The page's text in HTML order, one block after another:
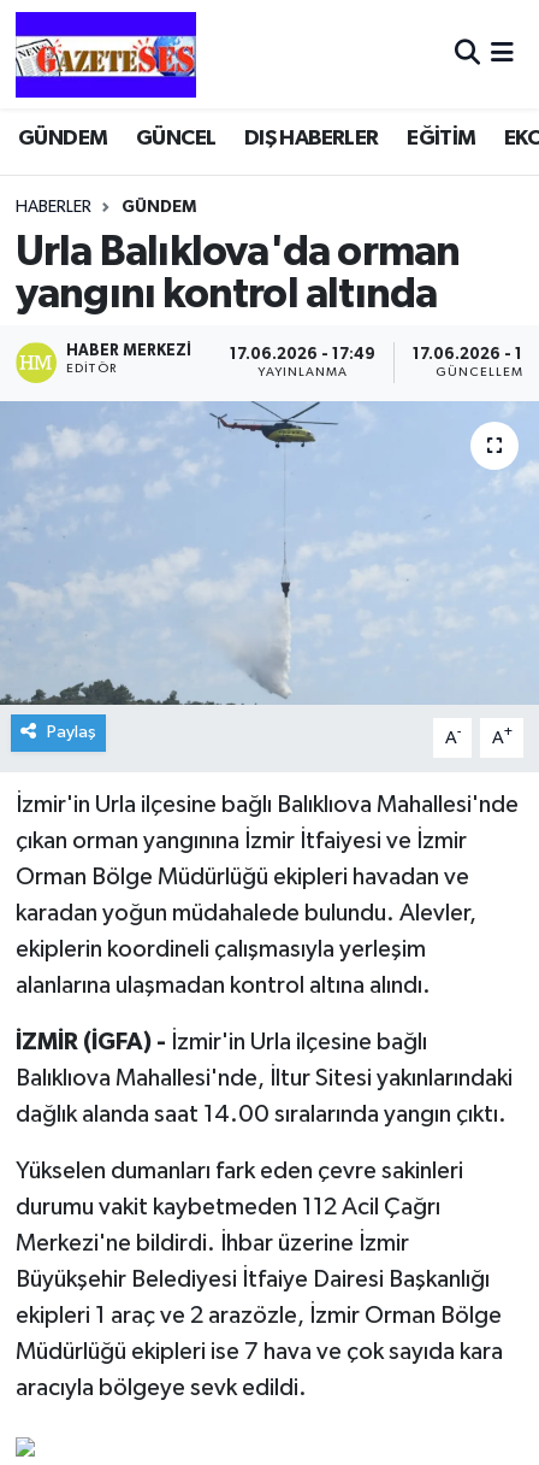
GÜNDEM GÜNCEL DIŞ HABERLER EĞİTİM
HABERLER GÜNDEM
Urla Balıklova'da orman
yangını kontrol altında
HABER MERKEZI
EDITÖR
17.06.2026 - 17:49
YAYINLANMA
17.06.2026 -
GÜNCELLEME
Paylaş A- A+
İzmir'in Urla ilçesine bağlı Balıklıova Mahallesi'nde
çıkan orman yangınına İzmir İtfaiyesi ve İzmir
Orman Bölge Müdürlüğü ekipleri havadan ve
karadan yoğun müdahalede bulundu. Alevler,
ekiplerin koordineli çalışmasıyla yerleşim
alanlarına ulaşmadan kontrol altına alındı.
İZMİR (İGFA) - İzmir'in Urla ilçesine bağlı
Balıklıova Mahallesi'nde, İltur Sitesi yakınlarındaki
dağlık alanda saat 14.00 sıralarında yangın çıktı.
Yükselen dumanları fark eden çevre sakinleri
durumu vakit kaybetmeden 112 Acil Çağrı
Merkezi'ne bildirdi. İhbar üzerine İzmir
Büyükşehir Belediyesi İtfaiye Dairesi Başkanlığı
ekipleri 1 araç ve 2 arazözle, İzmir Orman Bölge
Müdürlüğü ekipleri ise 7 hava ve çok sayıda kara
aracıyla bölgeye sevk edildi.